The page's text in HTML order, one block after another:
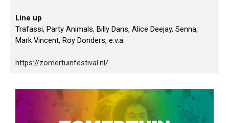
Line up
Trafassi, Party Animals, Billy Dans, Alice Deejay, Senna,
Mark Vincent, Roy Donders, e.v.a.
https://zomertuinfestival.nl/